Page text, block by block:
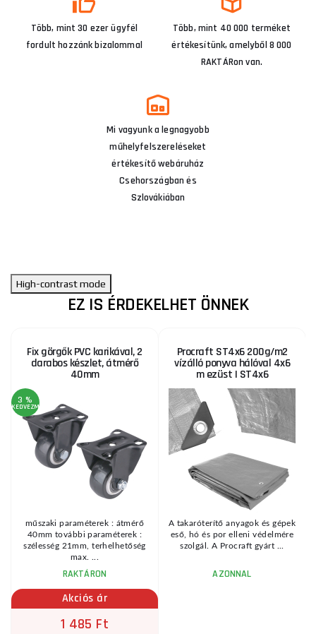
Több, mint 30 ezer ügyfél
fordult hozzánk bizalommal
Több, mint 40 000 terméket
értékesítünk, amelyből 8 000
RAKTÁRon van.
Mi vagyunk a legnagyobb
műhelyfelszereléseket
értékesítő webáruház
Csehországban és
Szlovákiában
High-contrast mode
EZ IS ÉRDEKELHET ÖNNEK
Fix görgők PVC karikával, 2
darabos készlet, átmérő
40mm
3 %
KEDVEZMÉNY
műszaki paraméterek : átmérő
40mm további paraméterek :
szélesség 21mm, terhelhetőség
max. ...
RAKTÁRON
Akciós ár
1 485 Ft
Procraft ST4x6 200g/m2
vízálló ponyva hálóval 4x6
m ezüst | ST4x6
A takaróterítő anyagok és gépek
eső, hó és por elleni védelmére
szolgál. A Procraft gyárt ...
AZONNAL